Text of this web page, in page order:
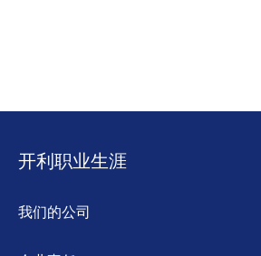
开利职业生涯
我们的公司